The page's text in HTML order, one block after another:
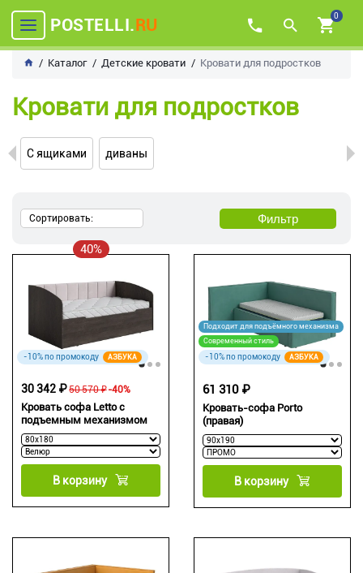
POSTELLI.RU 0
Каталог Детские кровати Кровати для подростков
Кровати для подростков
С ящиками диваны
Сортировать: Фильтр
40%
-10% по промокоду АЗБУКА
Кровать софа Letto с
подъемным механизмом
50 570 ₽
30 342 ₽ -40%
В корзину
Подходит для подъёмного механизма
Современный стиль
-10% по промокоду АЗБУКА
Кровать-софа Porto
(правая)
61 310 ₽
В корзину